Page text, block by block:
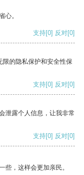
心。
支持[0] 反对[0]
限的隐私保护和安全性保
支持[0] 反对[0]
泄露个人信息，让我非常
支持[0] 反对[0]
些，这样会更加亲民。